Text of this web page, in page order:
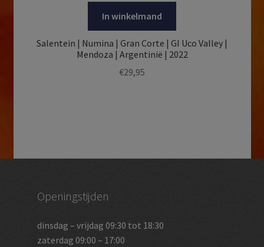
In winkelmand
Salentein | Numina | Gran Corte | GI Uco Valley |
Mendoza | Argentinië | 2022
€29,95
Openingstijden
dinsdag – vrijdag 09:30 tot 18:30
zaterdag 09:00 – 17:00